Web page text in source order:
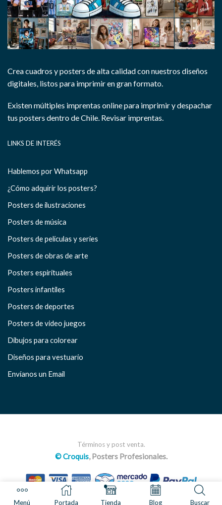
Crea cuadros y posters de alta calidad con nuestros diseños
digitales, listos para imprimir en gran formato.
Existen múltiples imprentas online para imprimir y despachar
tus posters dentro de Chile. Revisar imprentas.
LINKS DE INTERÉS
Hablemos por Whatsapp
¿Cómo adquirir los posters?
Posters de ilustraciones
Posters de música
Posters de películas y series
Posters de obras de arte
Posters espirituales
Posters infantiles
Posters de deportes
Posters de video juegos
Dibujos para colorear
Diseños para vestuario
Envíanos un Email
Términos y post venta.
© Croquis, Posters Profesionales.
Menú Portada Tienda Blog Buscar